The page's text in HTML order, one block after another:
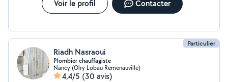
Voir le profil Contacter
Particulier
Riadh Nasraoui
Plombier chauffagiste
Nancy (Olry Lobau Remenauville)
4,4/5 (30 avis)